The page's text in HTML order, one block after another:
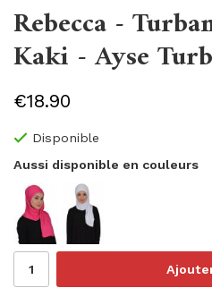
Rebecca -
Kaki - Ayse
€18.90
Disponible
Aussi disponible en couleurs